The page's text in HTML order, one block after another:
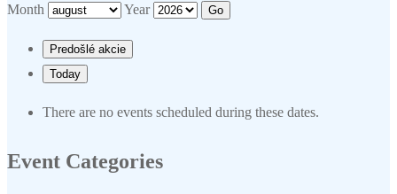
Month Year
Predošlé akcie
Today
There are no events scheduled during these dates.
Event Categories